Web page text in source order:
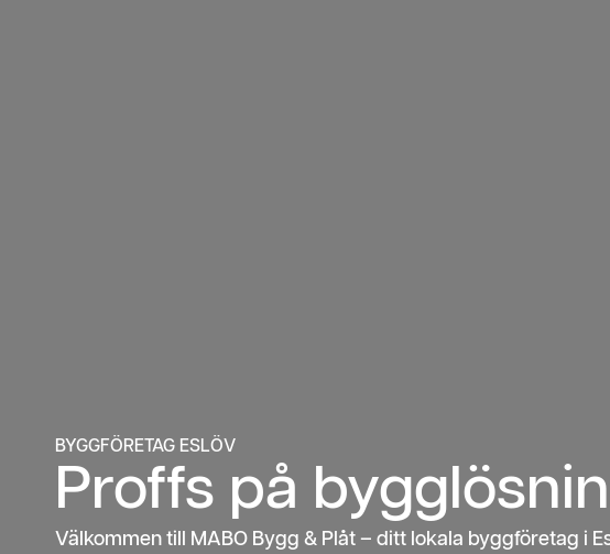
BYGGFÖRETAG ESLÖV
Proffs på
Välkommen till MABO Bygg & Plåt – ditt lokala byggföretag i